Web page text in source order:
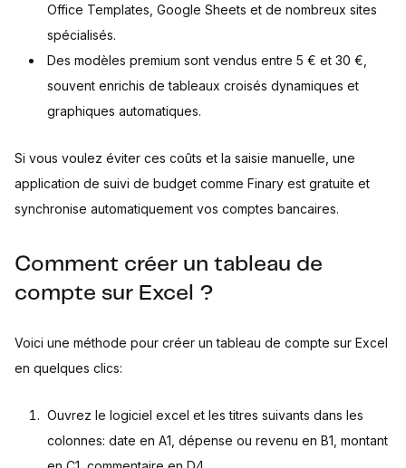
Office Templates, Google Sheets et de nombreux sites
spécialisés.
Des modèles premium sont vendus entre 5 € et 30 €,
souvent enrichis de tableaux croisés dynamiques et
graphiques automatiques.
Si vous voulez éviter ces coûts et la saisie manuelle, une
application de suivi de budget comme Finary est gratuite et
synchronise automatiquement vos comptes bancaires.
Comment créer un tableau de
compte sur Excel ?
Voici une méthode pour créer un tableau de compte sur Excel
en quelques clics:
Ouvrez le logiciel excel et les titres suivants dans les
colonnes: date en A1, dépense ou revenu en B1, montant